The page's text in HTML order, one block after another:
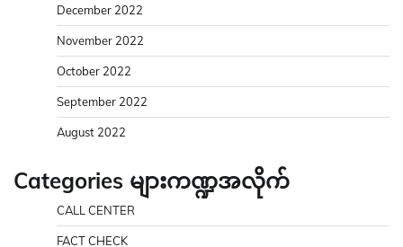
December 2022
November 2022
October 2022
September 2022
August 2022
Categories များကဏ္ဍအလိုက်
CALL CENTER
FACT CHECK